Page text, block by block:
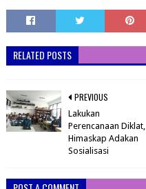
RELATED POSTS
PREVIOUS
Lakukan
Perencanaan Diklat,
Himaskap Adakan
Sosialisasi